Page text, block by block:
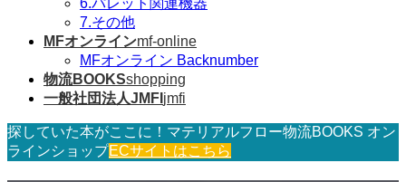
6.パレット関連機器
7.その他
MFオンラインmf-online
MFオンライン Backnumber
物流BOOKSshopping
一般社団法人JMFI jmfi
探していた本がここに！マテリアルフロー物流BOOKS オン
ラインショップECサイトはこちら